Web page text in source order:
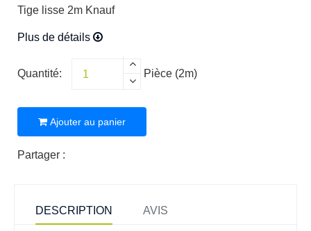
Tige lisse 2m Knauf
Plus de détails
Quantité: Pièce (2m)
Ajouter au panier
Partager :
DESCRIPTION AVIS